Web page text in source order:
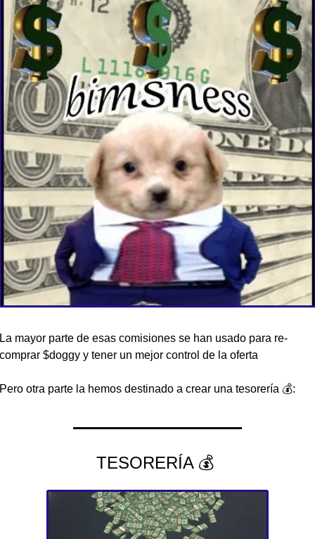
mayor parte de esas comisiones se han usado para re-
$doggy y tener un mejor control de la oferta
otra parte la hemos destinado a crear una tesorería 💰:
TESORERÍA 💰